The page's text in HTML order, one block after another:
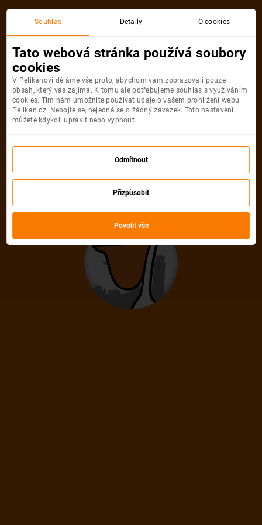
Akční letenka
Litujeme, akční letenka do města už
není dostupná
Vybrat jinou akční letenku
Souhlas Detaily O cookies
Tato webová stránka používá soubory
cookies
V Pelikánovi děláme vše proto, abychom vám zobrazovali pouze
obsah, který vás zajímá. K tomu ale potřebujeme souhlas s využíváním
cookies. Tím nám umožníte používat údaje o vašem prohlížení webu
Pelikan.cz. Nebojte se, nejedná se o žádný závazek. Toto nastavení
můžete kdykoli upravit nebo vypnout.
Odmítnout
Přizpůsobit
Povolit vše